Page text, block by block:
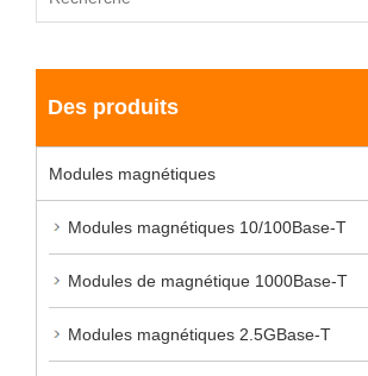
Des produits
Modules magnétiques
Modules magnétiques 10/100Base-T
Modules de magnétique 1000Base-T
Modules magnétiques 2.5GBase-T